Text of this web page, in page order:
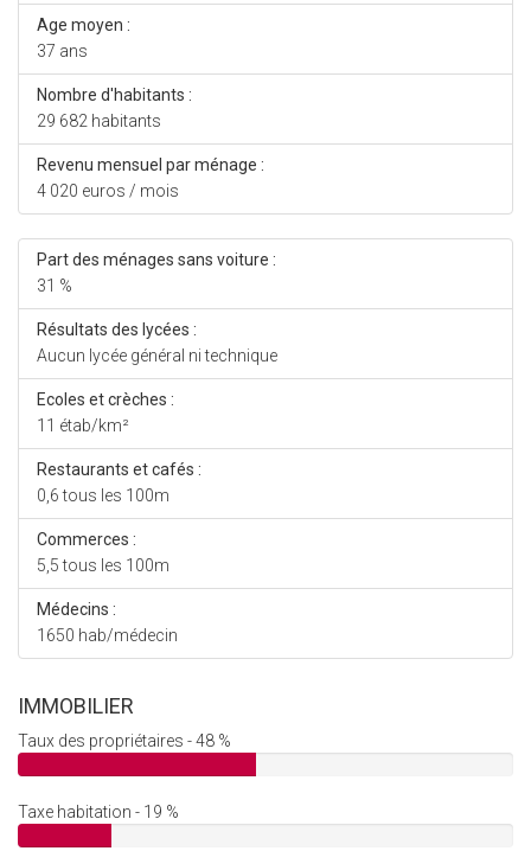
Age moyen :
37 ans
Nombre d'habitants :
29 682 habitants
Revenu mensuel par ménage :
4 020 euros / mois
Part des ménages sans voiture :
31 %
Résultats des lycées :
Aucun lycée général ni technique
Ecoles et crèches :
11 étab/km²
Restaurants et cafés :
0,6 tous les 100m
Commerces :
5,5 tous les 100m
Médecins :
1650 hab/médecin
IMMOBILIER
Taux des propriétaires - 48 %
Taxe habitation - 19 %